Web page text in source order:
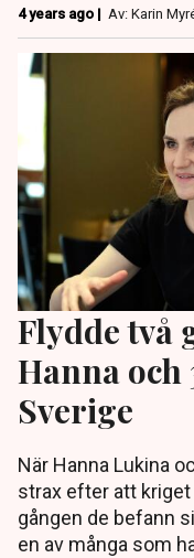
4 years ago | Av: Karin
Flydde två
Hanna
Sverige
När Hanna Lukina
strax efter att
gången de befann
en av många som